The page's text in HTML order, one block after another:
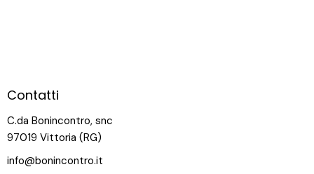
Contatti
C.da Bonincontro, snc
97019 Vittoria (RG)
info@bonincontro.it